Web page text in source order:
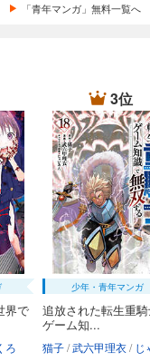
「青年マンガ」無料一覧へ
界で
ろ
3位
少年・青年マンガ
追放された転生重
ゲーム知...
猫子 武六甲理衣 じゃ